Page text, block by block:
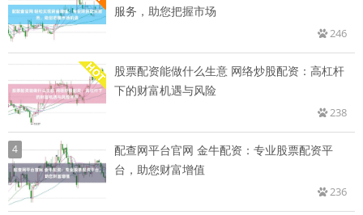
服务，助您把握市场
246
股票配资能做什么生意 网络炒股配资：高杠杆
下的财富机遇与风险
238
4
配查网平台官网 金牛配资：专业股票配资平
台，助您财富增值
236